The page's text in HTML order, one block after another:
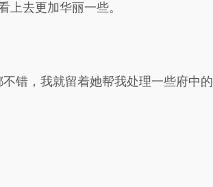
上去更加华丽一些。
错，我就留着她帮我处理一些府中的